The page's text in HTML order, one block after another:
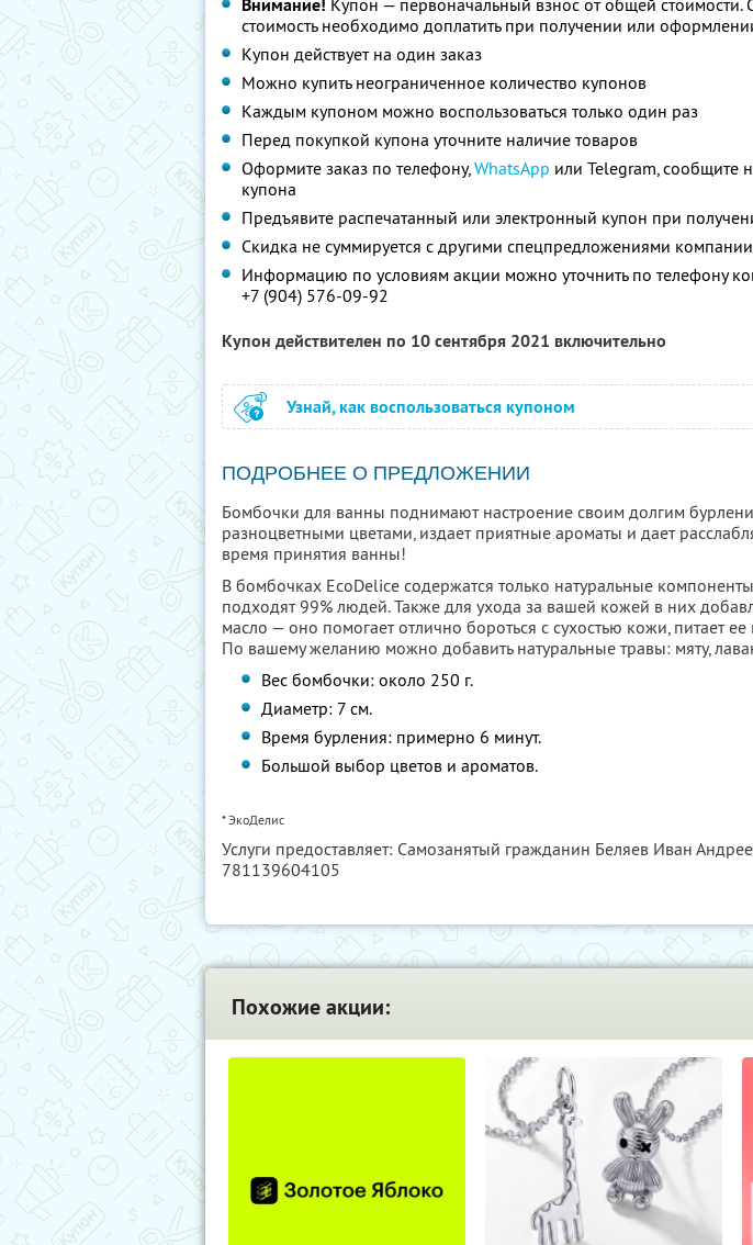
Внимание! Купон — первоначальный взнос от общей стоимости.
стоимость необходимо доплатить при получении или
Купон действует на один заказ
Можно купить неограниченное количество купонов
Каждым купоном можно воспользоваться только один раз
Перед покупкой купона уточните наличие товаров
Оформите заказ по телефону,WhatsApp или Telegram, сообщите
купона
Предъявите распечатанный или электронный купон при
Скидка не суммируется с другими спецпредложениями компании
Информацию по условиям акции можно уточнить по телефону
+7 (904) 576-09-92
Купон действителен по 10 сентября 2021 включительно
Узнай, как воспользоваться купоном
ПОДРОБНЕЕ О ПРЕДЛОЖЕНИИ
Бомбочки для ванны поднимают настроение своим долгим
разноцветными цветами, издает приятные ароматы и дает
время принятия ванны!
В бомбочках ЕcoDelice содержатся только натуральные
подходят 99% людей. Также для ухода за вашей кожей в них
масло — оно помогает отлично бороться с сухостью кожи, питает
По вашему желанию можно добавить натуральные травы: мяту,
Вес бомбочки: около 250 г.
Диаметр: 7 см.
Время бурления: примерно 6 минут.
Большой выбор цветов и ароматов.
* ЭкоДелис
Услуги предоставляет: Самозанятый гражданин Беляев Иван
781139604105
Похожие акции: